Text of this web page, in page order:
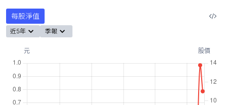
每股淨值
近5年 季報